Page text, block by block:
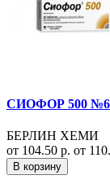
СИОФОР 500
БЕРЛИН ХЕМИ
от 104.50 р. от
В корзину